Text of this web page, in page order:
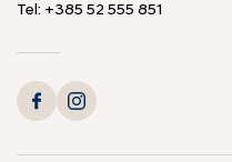
Tel: +385 52 555 851